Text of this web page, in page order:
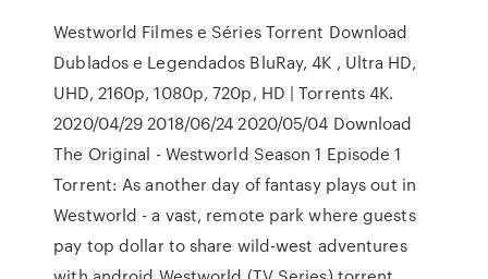
Westworld Filmes e Séries Torrent Download
Dublados e Legendados BluRay, 4K , Ultra HD,
UHD, 2160p, 1080p, 720p, HD | Torrents 4K.
2020/04/29 2018/06/24 2020/05/04 Download
The Original - Westworld Season 1 Episode 1
Torrent: As another day of fantasy plays out in
Westworld - a vast, remote park where guests
pay top dollar to share wild-west adventures